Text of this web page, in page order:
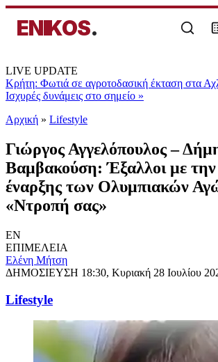
ENIKOS.
LIVE UPDATE
Κρήτη: Φωτιά σε αγροτοδασική έκταση στα
Ισχυρές δυνάμεις στο σημείο »
Αρχική » Lifestyle
Γιώργος Αγγελόπουλος –
Βαμβακούση: Έξαλλοι με την
έναρξης των Ολυμπιακών
«Ντροπή σας»
EN
ΕΠΙΜΕΛΕΙΑ
Eλένη Μήτση
ΔΗΜΟΣΙΕΥΣΗ 18:30, Κυριακή 28 Ιουλίου
Lifestyle